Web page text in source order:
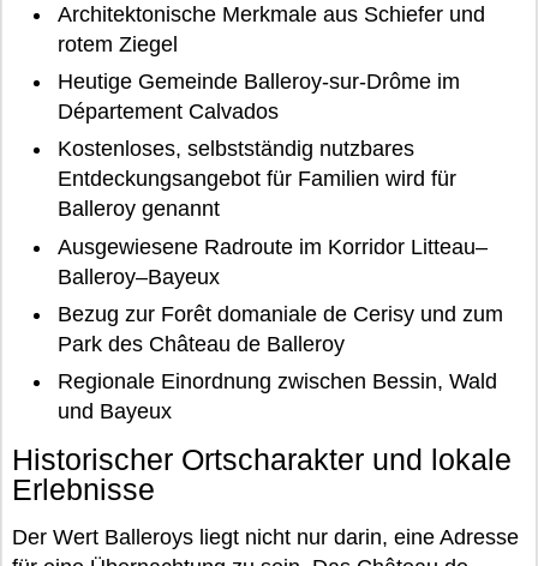
Architektonische Merkmale aus Schiefer und
rotem Ziegel
Heutige Gemeinde Balleroy-sur-Drôme im
Département Calvados
Kostenloses, selbstständig nutzbares
Entdeckungsangebot für Familien wird für
Balleroy genannt
Ausgewiesene Radroute im Korridor Litteau–
Balleroy–Bayeux
Bezug zur Forêt domaniale de Cerisy und zum
Park des Château de Balleroy
Regionale Einordnung zwischen Bessin, Wald
und Bayeux
Historischer Ortscharakter und lokale
Erlebnisse
Der Wert Balleroys liegt nicht nur darin, eine Adresse